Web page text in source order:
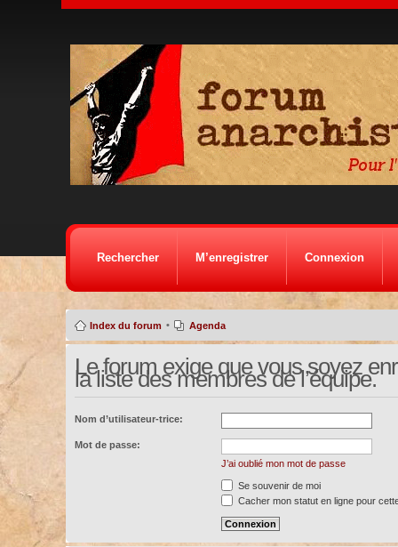
Rechercher M’enregistrer Connexion
Index du forum • Agenda
Le forum exige que vous soyez
la liste des membres de l’équipe.
Nom d’utilisateur-trice:
Mot de passe:
J’ai oublié mon mot de passe
Se souvenir de moi
Cacher mon statut en ligne pour